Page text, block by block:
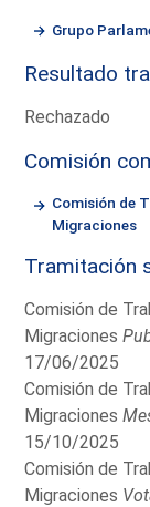
Grupo
Resultado
Rechazado
Comisión
Comisión de
Migraciones
Tramitación
Comisión de
Migraciones
17/06/2025
Comisión de
Migraciones
15/10/2025
Comisión de
Migraciones